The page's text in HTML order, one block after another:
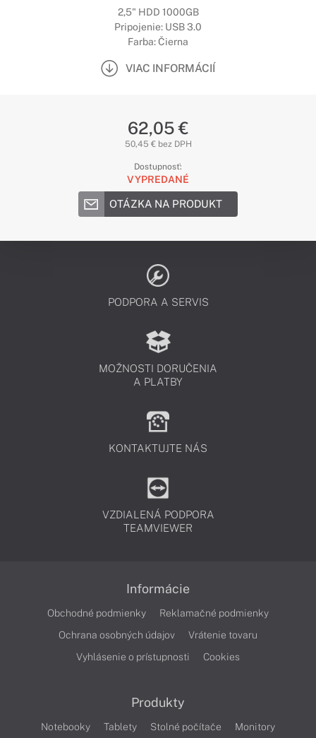
2,5" HDD 1000GB
Pripojenie: USB 3.0
Farba: Čierna
VIAC INFORMÁCIÍ
62,05 €
50,45 € bez DPH
Dostupnosť:
VYPREDANÉ
OTÁZKA NA PRODUKT
PODPORA A SERVIS
MOŽNOSTI DORUČENIA
A PLATBY
KONTAKTUJTE NÁS
VZDIALENÁ PODPORA
TEAMVIEWER
Informácie
Obchodné podmienky
Reklamačné podmienky
Ochrana osobných údajov
Vrátenie tovaru
Vyhlásenie o prístupnosti
Cookies
Produkty
Notebooky Tablety Stolné počítače
Monitory